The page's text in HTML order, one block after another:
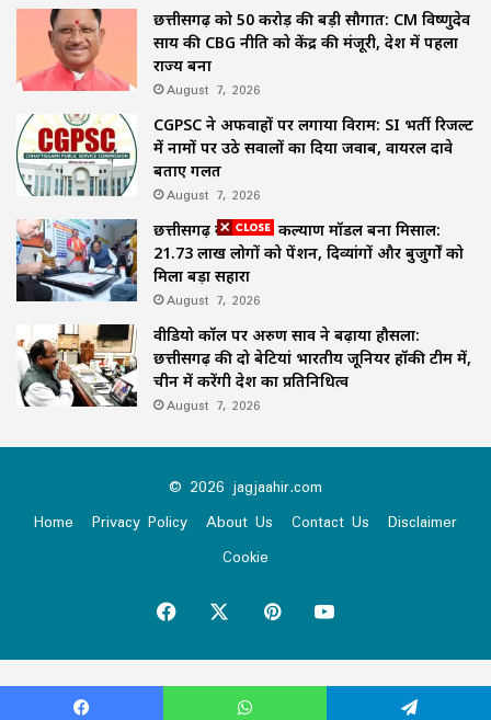
छत्तीसगढ़ को 50 करोड़ की बड़ी सौगात: CM विष्णुदेव
साय की CBG नीति को केंद्र की मंजूरी, देश में पहला
राज्य बना
August 7, 2026
CGPSC ने अफवाहों पर लगाया विराम: SI भर्ती रिजल्ट
में नामों पर उठे सवालों का दिया जवाब, वायरल दावे
बताए गलत
August 7, 2026
छत्तीसगढ़ का समाज कल्याण मॉडल बना मिसाल:
21.73 लाख लोगों को पेंशन, दिव्यांगों और बुजुर्गों को
मिला बड़ा सहारा
August 7, 2026
वीडियो कॉल पर अरुण साव ने बढ़ाया हौसला:
छत्तीसगढ़ की दो बेटियां भारतीय जूनियर हॉकी टीम में,
चीन में करेंगी देश का प्रतिनिधित्व
August 7, 2026
© 2026 jagjaahir.com
Home
Privacy Policy About Us Contact Us
Disclaimer
Cookie
Facebook PinterestYouTube